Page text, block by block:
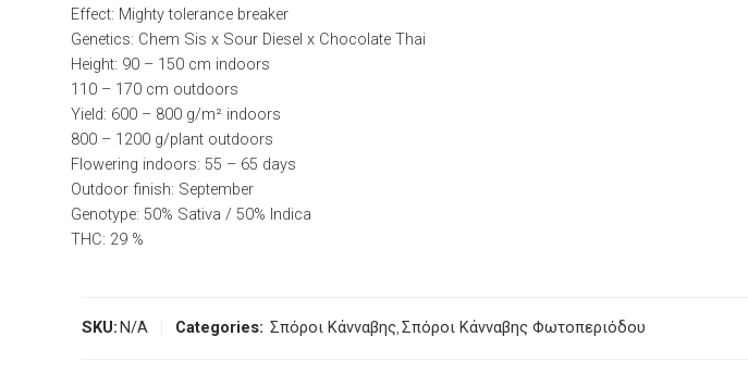
Effect: Mighty tolerance breaker
Genetics: Chem Sis x Sour Diesel x Chocolate Thai
Height: 90 – 150 cm indoors
110 – 170 cm outdoors
Yield: 600 – 800 g/m² indoors
800 – 1200 g/plant outdoors
Flowering indoors: 55 – 65 days
Outdoor finish: September
Genotype: 50% Sativa / 50% Indica
THC: 29 %
SKU: N/A Categories: Σπόροι Κάνναβης,Σπόροι Κάνναβης Φωτοπεριόδου